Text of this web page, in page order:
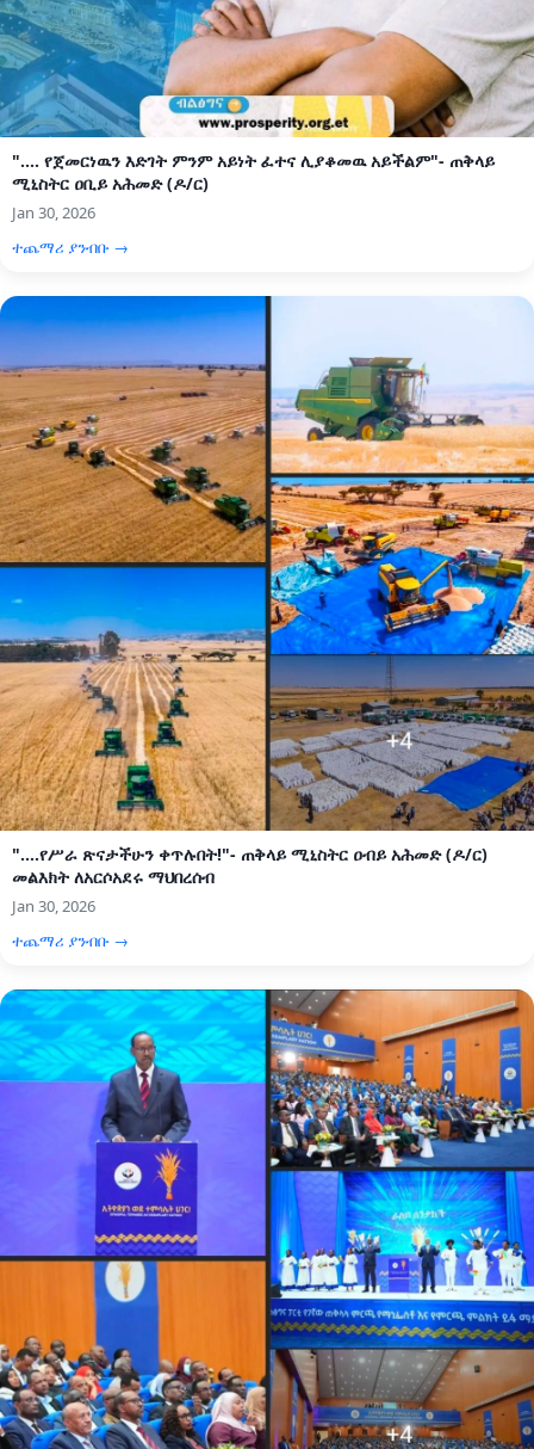
".... የጀመርነዉን እድገት ምንም አይነት ፈተና ሊያቆመዉ አይችልም"- ጠቅላይ
ሚኒስትር ዐቢይ አሕመድ (ዶ/ር)
Jan 30, 2026
ተጨማሪ ያንብቡ →
"....የሥራ ጽናታችሁን ቀጥሉበት!"- ጠቅላይ ሚኒስትር ዐብይ አሕመድ (ዶ/ር)
መልእክት ለአርሶአደሩ ማህበረሰብ
Jan 30, 2026
ተጨማሪ ያንብቡ →